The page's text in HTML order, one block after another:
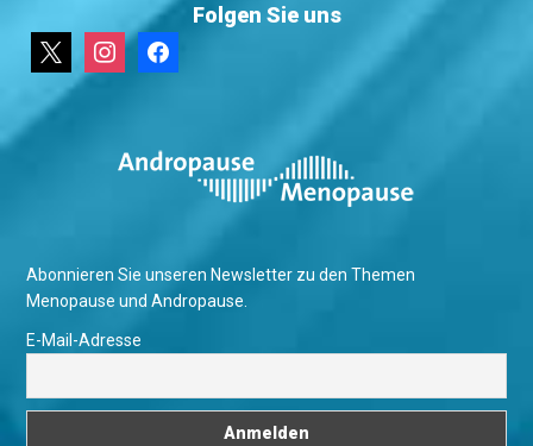
Folgen Sie uns
instagramfacebook
Abonnieren Sie unseren Newsletter zu den Themen
Menopause und Andropause.
E-Mail-Adresse